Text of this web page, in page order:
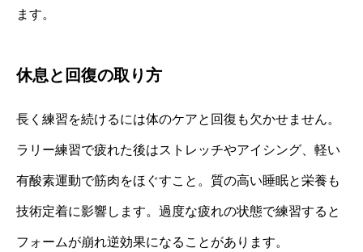
ます。
休息と回復の取り方
長く練習を続けるには体のケアと回復も欠かせません。
ラリー練習で疲れた後はストレッチやアイシング、軽い
有酸素運動で筋肉をほぐすこと。質の高い睡眠と栄養も
技術定着に影響します。過度な疲れの状態で練習すると
フォームが崩れ逆効果になることがあります。